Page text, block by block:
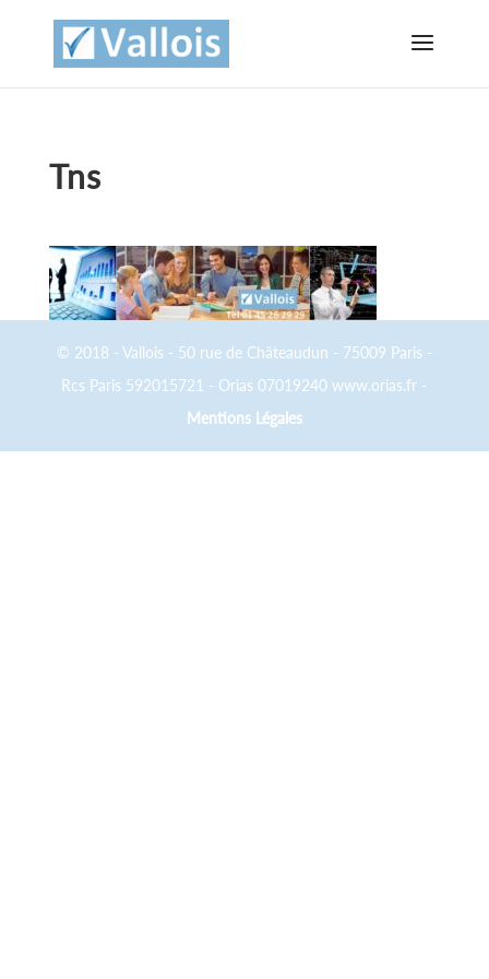
Tns
© 2018 - Vallois - 50 rue de Châteaudun - 75009 Paris -
Rcs Paris 592015721 - Orias 07019240 www.orias.fr -
Mentions Légales